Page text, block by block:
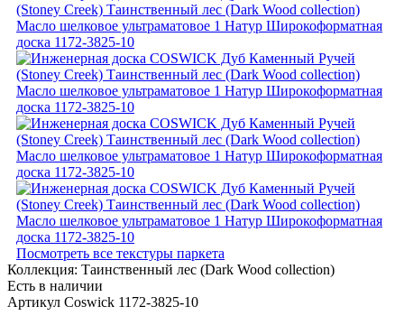
Посмотреть все текстуры паркета
Коллекция: Таинственный лес (Dark Wood collection)
Есть в наличии
Артикул Coswick 1172-3825-10